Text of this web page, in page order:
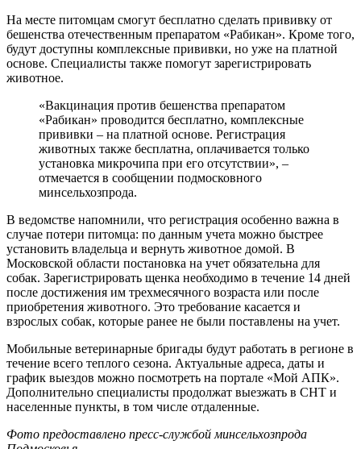
На месте питомцам смогут бесплатно сделать прививку от
бешенства отечественным препаратом «Рабикан». Кроме того,
будут доступны комплексные прививки, но уже на платной
основе. Специалисты также помогут зарегистрировать
животное.
«Вакцинация против бешенства препаратом
«Рабикан» проводится бесплатно, комплексные
прививки – на платной основе. Регистрация
животных также бесплатна, оплачивается только
установка микрочипа при его отсутствии», –
отмечается в сообщении подмосковного
минсельхозпрода.
В ведомстве напомнили, что регистрация особенно важна в
случае потери питомца: по данным учета можно быстрее
установить владельца и вернуть животное домой. В
Московской области постановка на учет обязательна для
собак. Зарегистрировать щенка необходимо в течение 14 дней
после достижения им трехмесячного возраста или после
приобретения животного. Это требование касается и
взрослых собак, которые ранее не были поставлены на учет.
Мобильные ветеринарные бригады будут работать в регионе в
течение всего теплого сезона. Актуальные адреса, даты и
график выездов можно посмотреть на портале «Мой АПК».
Дополнительно специалисты продолжат выезжать в СНТ и
населенные пункты, в том числе отдаленные.
Фото предоставлено пресс-службой минсельхозпрода